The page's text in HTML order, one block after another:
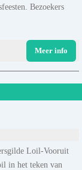
Bezoekers
Meer info
Loil-Vooruit
in het teken van